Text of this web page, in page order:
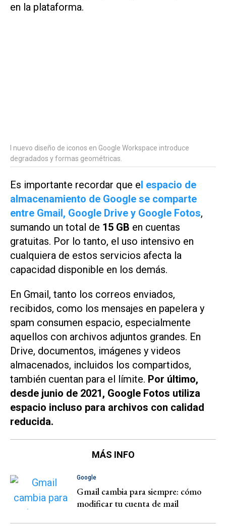
en la plataforma.
l nuevo diseño de iconos en Google Workspace introduce
degradados y formas geométricas.
Es importante recordar que el espacio de
almacenamiento de Google se comparte
entre Gmail, Google Drive y Google Fotos,
sumando un total de 15 GB en cuentas
gratuitas. Por lo tanto, el uso intensivo en
cualquiera de estos servicios afecta la
capacidad disponible en los demás.
En Gmail, tanto los correos enviados,
recibidos, como los mensajes en papelera y
spam consumen espacio, especialmente
aquellos con archivos adjuntos grandes. En
Drive, documentos, imágenes y videos
almacenados, incluidos los compartidos,
también cuentan para el límite. Por último,
desde junio de 2021, Google Fotos utiliza
espacio incluso para archivos con calidad
reducida.
MÁS INFO
Google
Gmail cambia para siempre: cómo
modificar tu cuenta de mail